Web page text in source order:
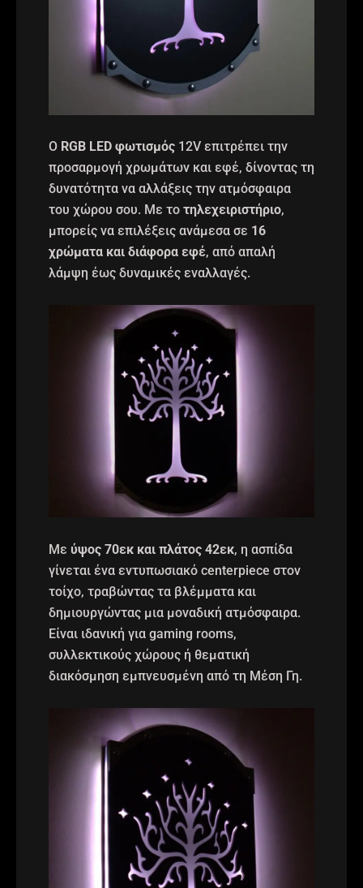
Ο RGB LED φωτισμός 12V επιτρέπει την
προσαρμογή χρωμάτων και εφέ, δίνοντας τη
δυνατότητα να αλλάξεις την ατμόσφαιρα
του χώρου σου. Με το τηλεχειριστήριο,
μπορείς να επιλέξεις ανάμεσα σε 16
χρώματα και διάφορα εφέ, από απαλή
λάμψη έως δυναμικές εναλλαγές.
Με ύψος 70εκ και πλάτος 42εκ, η ασπίδα
γίνεται ένα εντυπωσιακό centerpiece στον
τοίχο, τραβώντας τα βλέμματα και
δημιουργώντας μια μοναδική ατμόσφαιρα.
Είναι ιδανική για gaming rooms,
συλλεκτικούς χώρους ή θεματική
διακόσμηση εμπνευσμένη από τη Μέση Γη.